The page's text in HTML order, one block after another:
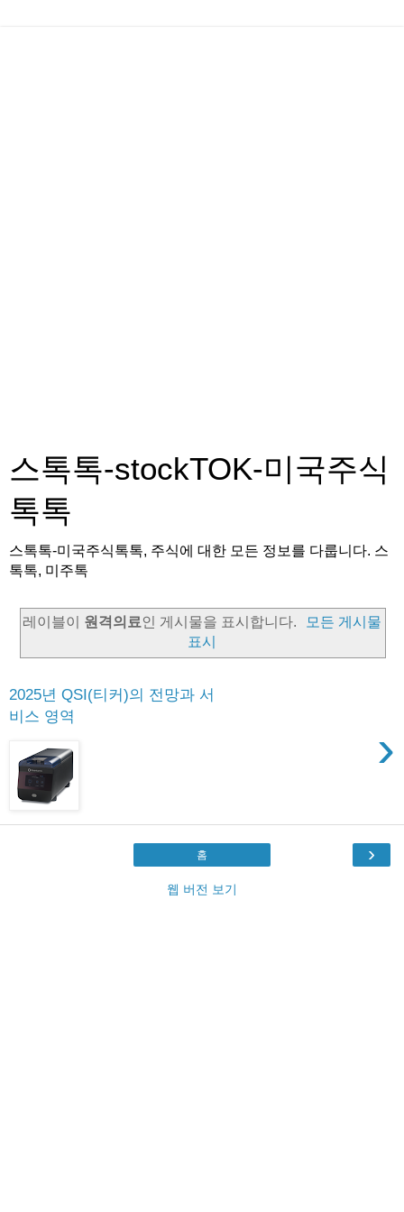
스톡톡-stockTOK-미국주식
톡톡
스톡톡-미국주식톡톡, 주식에 대한 모든 정보를 다룹니다. 스
톡톡, 미주톡
레이블이 원격의료 인 게시물을 표시합니다.
모든 게시물
표시
2025년 QSI(티커)의 전망과 서
비스 영역
›
›
홈
웹 버전 보기